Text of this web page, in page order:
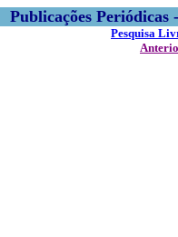
Publicações
Pesquisa